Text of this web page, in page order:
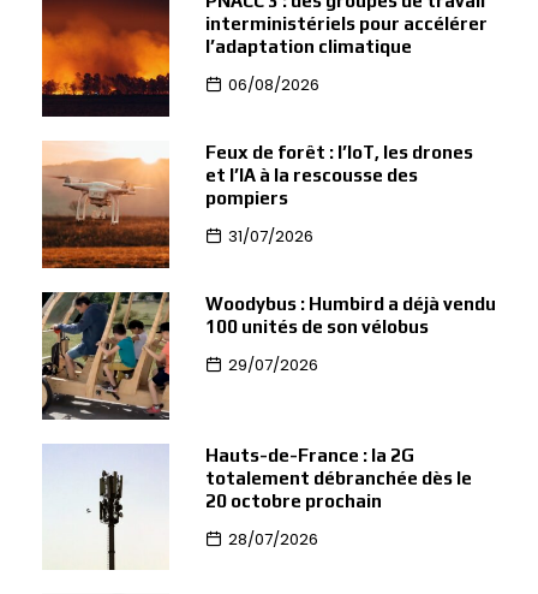
interministériels pour accélérer
l’adaptation climatique
06/08/2026
Feux de forêt : l’IoT, les drones
et l’IA à la rescousse des
pompiers
31/07/2026
Woodybus : Humbird a déjà vendu
100 unités de son vélobus
29/07/2026
Hauts-de-France : la 2G
totalement débranchée dès le
20 octobre prochain
28/07/2026